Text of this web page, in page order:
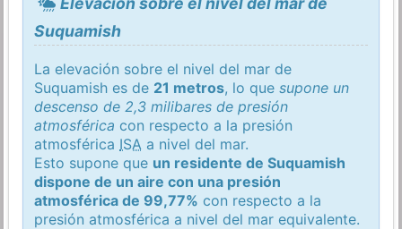
Suquamish
La elevación sobre el nivel del mar de
Suquamish es de 21 metros, lo quesupone un
descenso de 2,3 milibares de presión
atmosférica con respecto a la presión
atmosférica ISA a nivel del mar.
Esto supone que un residente de Suquamish
dispone de un aire con una presión
atmosférica de 99,77% con respecto a la
presión atmosférica a nivel del mar equivalente.